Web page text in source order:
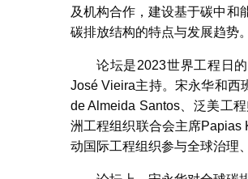
及机构合作，建设基于碳中和
碳排放结构的特点与发展趋势。
论坛是2023世界工程日
José Vieira主持。宋永华和西
de Almeida Santos、泛美工
洲工程组织联合会主席Papias
动国际工程组织参与全球治理